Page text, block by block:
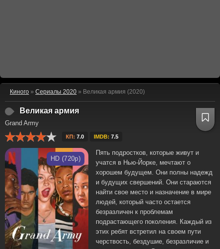
Киного » Сериалы 2020 » Великая армия (2020)
Великая армия
Grand Army
КП: 7.0 IMDB: 7.5
HD (720p)
Пять подростков, которые живут и
учатся в Нью-Йорке, мечтают о
хорошем будущем. Они полны надежд
и будущих свершений. Они стараются
найти свое место и назначение в мире
людей, который часто остается
безразличен к проблемам
подрастающего поколения. Каждый из
этих ребят встретил на своем пути
черствость, бездушие, безразличие и